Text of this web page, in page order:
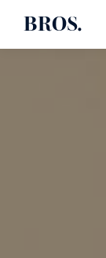
BROS.